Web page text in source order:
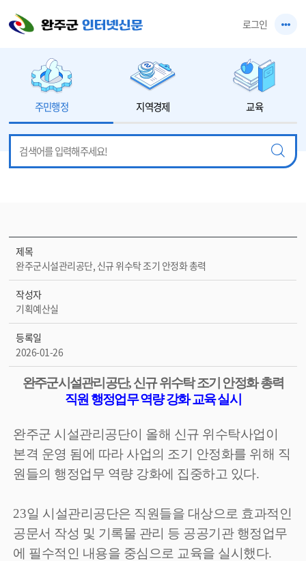
로그인
주민행정 지역경제 교육
제목
완주군시설관리공단, 신규 위수탁 조기 안정화 총력
작성자
기획예산실
등록일
2026-01-26
완주군시설관리공단,신규 위수탁 조기 안정화 총력
직원 행정업무 역량 강화 교육 실시
완주군 시설관리공단이 올해 신규 위수탁사업이
본격 운영 됨에 따라 사업의 조기 안정화를 위해 직
원들의 행정업무 역량 강화에 집중하고 있다.
23일 시설관리공단은 직원들을 대상으로 효과적인
공문서 작성 및 기록물 관리 등 공공기관 행정업무
에 필수적인 내용을 중심으로 교육을 실시했다.